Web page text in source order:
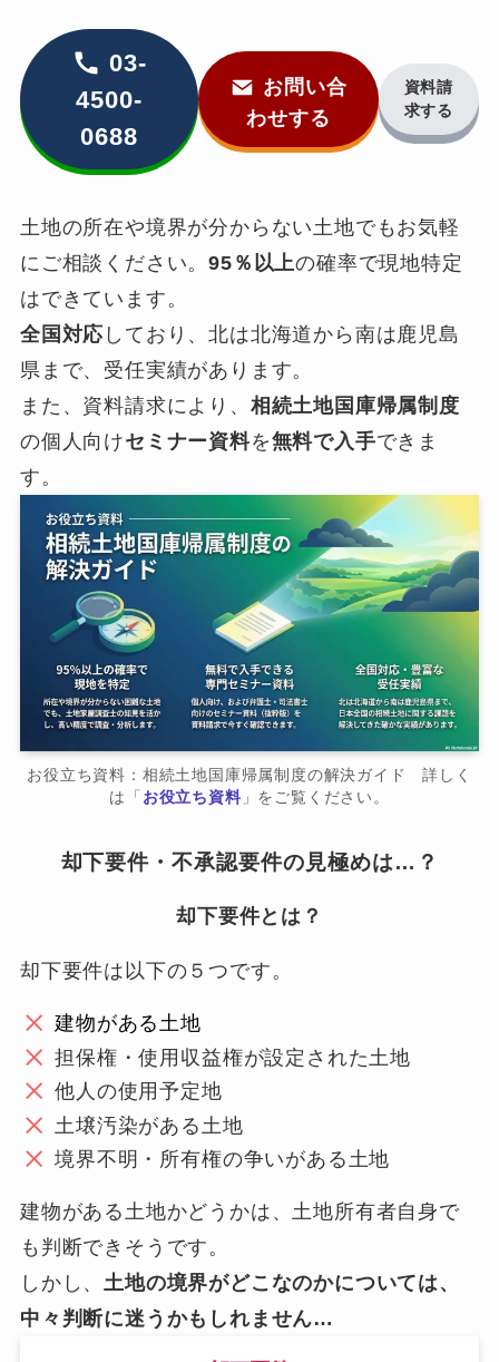
03-
4500-
0688
お問い合
わせする
資料請
求する
土地の所在や境界が分からない土地でもお気軽
にご相談ください。95％以上の確率で現地特定
はできています。
全国対応 しており、北は北海道から南は鹿児島
県まで、受任実績があります。
また、資料請求により、 相続土地国庫帰属制度
の個人向けセミナー資料を無料で入手できま
す。
お役立ち資料：相続土地国庫帰属制度の解決ガイド 詳しく
は「 お役立ち資料」をご覧ください。
却下要件・不承認要件の見極めは…？
却下要件とは？
却下要件は以下の５つです。
建物がある土地
担保権・使用収益権が設定された土地
他人の使用予定地
土壌汚染がある土地
境界不明・所有権の争いがある土地
建物がある土地かどうかは、土地所有者自身で
も判断できそうです。
しかし、土地の境界がどこなのかについては、
中々判断に迷うかもしれません…